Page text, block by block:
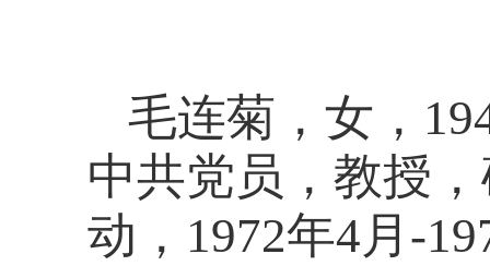
毛连菊，女，
中共党员，教授
动， 1972年4月 -